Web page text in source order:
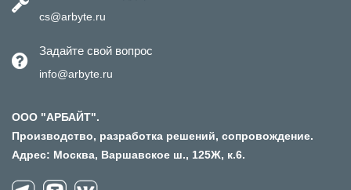
cs@arbyte.ru
Задайте свой вопрос
info@arbyte.ru
ООО "АРБАЙТ".
Производство, разработка решений, сопровождение.
Адрес: Москва, Варшавское ш., 125Ж, к.6.